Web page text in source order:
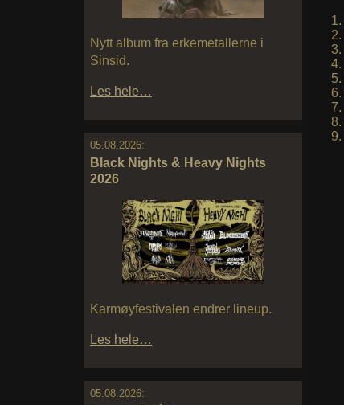
Nytt album fra erkemetallerne i
Sinsid.
Les hele…
05.08.2026:
Black Nights & Heavy Nights
2026
Karmøyfestivalen endrer lineup.
Les hele…
05.08.2026: